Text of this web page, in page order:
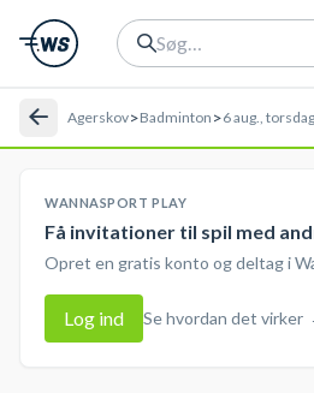
Agerskov>Badminton >6 aug.,
WANNASPORT PLAY
Få invitationer til spil med
Opret en gratis konto og deltag i
Log ind Se hvordan det virker